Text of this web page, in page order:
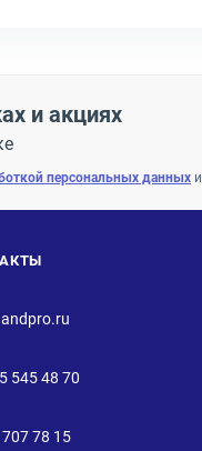
и акциях
персональных данных и
545 48 70
78 15